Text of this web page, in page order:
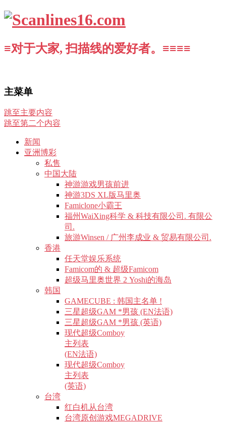
≡对于大家, 扫描线的爱好者。≡≡≡≡
主菜单
跳至主要内容
跳至第二个内容
新闻
亚洲博彩
私售
中国大陆
神游游戏男孩前进
神游3DS XL版马里奥
Famiclone小霸王
福州WaiXing科学 & 科技有限公司. 有限公
司.
旅游Winsen / 广州李成业 & 贸易有限公司.
香港
任天堂娱乐系统
Famicom的 & 超级Famicom
超级马里奥世界 2 Yoshi的海岛
韩国
GAMECUBE : 韩国主名单 !
三星超级GAM *男孩 (EN法语)
三星超级GAM *男孩 (英语)
现代超级Comboy
主列表
(EN法语)
现代超级Comboy
主列表
(英语)
台湾
红白机从台湾
台湾原创游戏MEGADRIVE